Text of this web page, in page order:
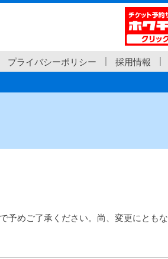
プライバシーポリシー
採用情報
予めご了承ください。尚、変更にともな